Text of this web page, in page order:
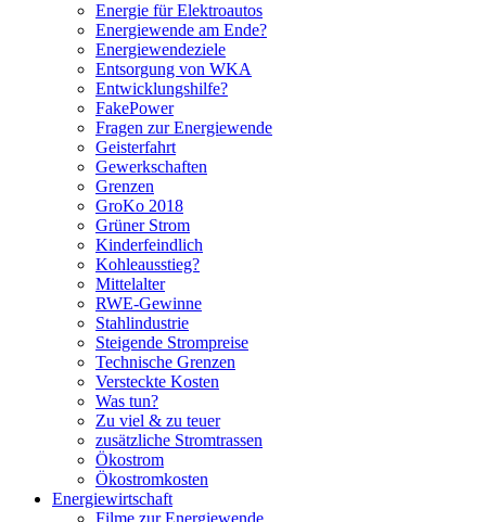
Energie für Elektroautos
Energiewende am Ende?
Energiewendeziele
Entsorgung von WKA
Entwicklungshilfe?
FakePower
Fragen zur Energiewende
Geisterfahrt
Gewerkschaften
Grenzen
GroKo 2018
Grüner Strom
Kinderfeindlich
Kohleausstieg?
Mittelalter
RWE-Gewinne
Stahlindustrie
Steigende Strompreise
Technische Grenzen
Versteckte Kosten
Was tun?
Zu viel & zu teuer
zusätzliche Stromtrassen
Ökostrom
Ökostromkosten
Energiewirtschaft
Filme zur Energiewende